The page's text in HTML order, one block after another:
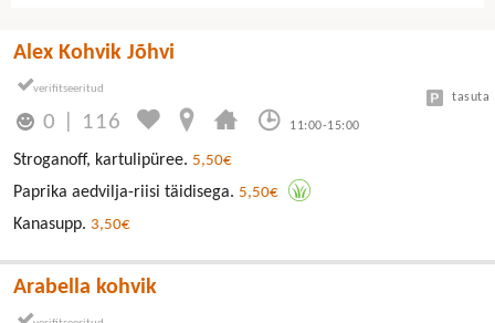
Alex Kohvik Jõhvi
0 116 11:00-15:00
tasuta
Stroganoff, kartulipüree. 5,50€
Paprika aedvilja-riisi täidisega. 5,50€
Kanasupp. 3,50€
Arabella kohvik